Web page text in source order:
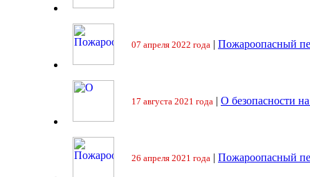
07 апреля 2022 года | Пожароопасный
17 августа 2021 года | О безопасности
26 апреля 2021 года | Пожароопасный